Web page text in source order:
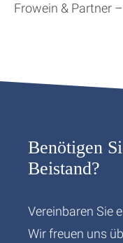
Frowein & Partner
Benötigen
Beistand?
Vereinbaren Sie
Wir freuen uns